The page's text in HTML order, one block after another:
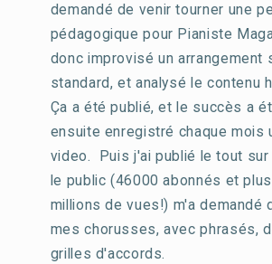
demandé de venir tourner une
pédagogique pour Pianiste
donc improvisé un arrangement
standard, et analysé le contenu
Ça a été publié, et le succès a
ensuite enregistré chaque mois
video. Puis j'ai publié le tout sur
le public (46000 abonnés et
millions de vues!) m'a demandé
mes chorusses, avec phrasés,
grilles d'accords.